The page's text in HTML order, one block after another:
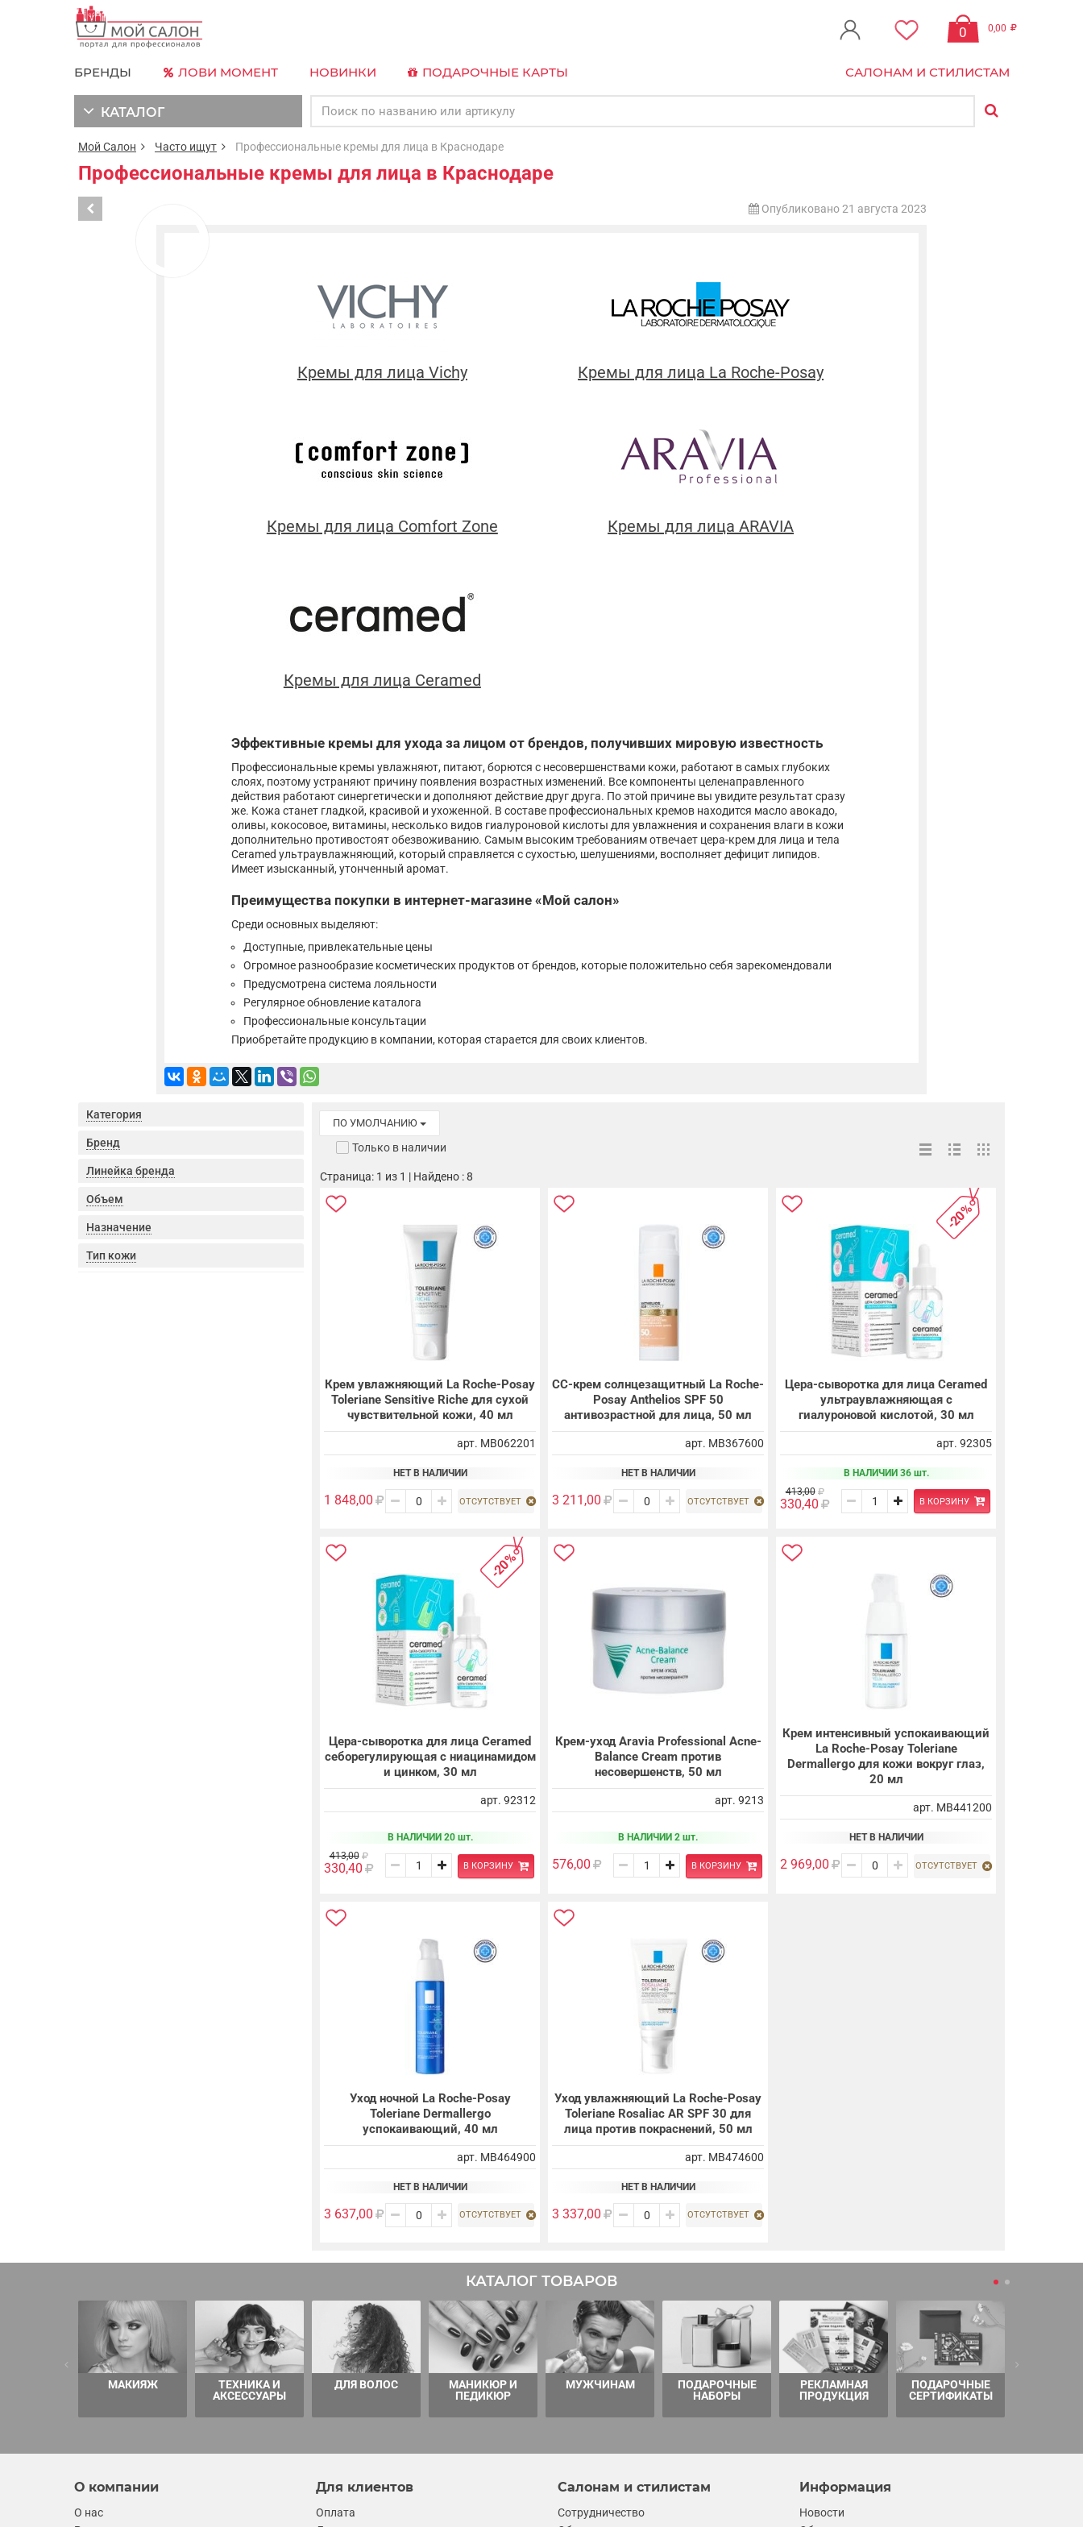
0 0,00
БРЕНДЫ ЛОВИ МОМЕНТ НОВИНКИ ПОДАРОЧНЫЕ КАРТЫ САЛОНАМ И СТИЛИСТАМ
КАТАЛОГ
Мой Салон Часто ищут Профессиональные кремы для лица в Краснодаре
Профессиональные кремы для лица в Краснодаре
Опубликовано 21 августа 2023
Кремы для лица Vichy Кремы для лица La Roche-Posay
Кремы для лица Comfort Zone Кремы для лица ARAVIA
Кремы для лица Ceramed
Эффективные кремы для ухода за лицом от брендов, получивших мировую известность
Профессиональные кремы увлажняют, питают, борются с несовершенствами кожи, работают в самых глубоких
слоях, поэтому устраняют причину появления возрастных изменений. Все компоненты целенаправленного
действия работают синергетически и дополняют действие друг друга. По этой причине вы увидите результат сразу
же. Кожа станет гладкой, красивой и ухоженной. В составе профессиональных кремов находится масло авокадо,
оливы, кокосовое, витамины, несколько видов гиалуроновой кислоты для увлажнения и сохранения влаги в кожи
дополнительно противостоят обезвоживанию. Самым высоким требованиям отвечает цера-крем для лица и тела
Ceramed ультраувлажняющий, который справляется с сухостью, шелушениями, восполняет дефицит липидов.
Имеет изысканный, утонченный аромат.
Преимущества покупки в интернет-магазине «Мой салон»
Среди основных выделяют:
Доступные, привлекательные цены
Огромное разнообразие косметических продуктов от брендов, которые положительно себя зарекомендовали
Предусмотрена система лояльности
Регулярное обновление каталога
Профессиональные консультации
Приобретайте продукцию в компании, которая старается для своих клиентов.
Категория
Бренд
Линейка бренда
Объем
Назначение
Тип кожи
ПО УМОЛЧАНИЮ
Только в наличии
Страница: 1 из 1 | Найдено : 8
Крем увлажняющий La Roche-Posay
Toleriane Sensitive Riche для сухой
чувствительной кожи, 40 мл
арт. MB062201
НЕТ В НАЛИЧИИ
1 848,00 ОТСУТСТВУЕТ
СС-крем солнцезащитный La Roche-
Posay Anthelios SPF 50
антивозрастной для лица, 50 мл
арт. MB367600
НЕТ В НАЛИЧИИ
3 211,00 ОТСУТСТВУЕТ
-20%
Цера-сыворотка для лица Ceramed
ультраувлажняющая с
гиалуроновой кислотой, 30 мл
арт. 92305
В НАЛИЧИИ 36 шт.
413,00
330,40 В КОРЗИНУ
-20%
Цера-сыворотка для лица Ceramed
себорегулирующая с ниацинамидом
и цинком, 30 мл
арт. 92312
В НАЛИЧИИ 20 шт.
413,00
330,40 В КОРЗИНУ
Крем-уход Aravia Professional Acne-
Balance Cream против
несовершенств, 50 мл
арт. 9213
В НАЛИЧИИ 2 шт.
576,00 В КОРЗИНУ
Крем интенсивный успокаивающий
La Roche-Posay Toleriane
Dermallergo для кожи вокруг глаз,
20 мл
арт. MB441200
НЕТ В НАЛИЧИИ
2 969,00 ОТСУТСТВУЕТ
Уход ночной La Roche-Posay
Toleriane Dermallergo
успокаивающий, 40 мл
арт. MB464900
НЕТ В НАЛИЧИИ
3 637,00 ОТСУТСТВУЕТ
Уход увлажняющий La Roche-Posay
Toleriane Rosaliac AR SPF 30 для
лица против покраснений, 50 мл
арт. MB474600
НЕТ В НАЛИЧИИ
3 337,00 ОТСУТСТВУЕТ
КАТАЛОГ ТОВАРОВ
МАКИЯЖ
ТЕХНИКА И
АКСЕССУАРЫ
ДЛЯ ВОЛОС
МАНИКЮР И
ПЕДИКЮР
МУЖЧИНАМ
ПОДАРОЧНЫЕ
НАБОРЫ
РЕКЛАМНАЯ
ПРОДУКЦИЯ
ПОДАРОЧНЫЕ
СЕРТИФИКАТЫ
О компании
О нас
Для клиентов
Оплата
Салонам и стилистам
Сотрудничество
Информация
Новости